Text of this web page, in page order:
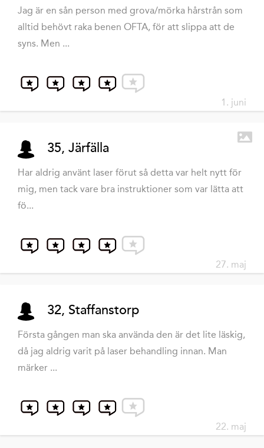
Jag är en sån person med grova/mörka hårstrån som
alltid behövt raka benen OFTA, för att slippa att de
syns. Men ...
1. juni
35, Järfälla
Har aldrig använt laser förut så detta var helt nytt för
mig, men tack vare bra instruktioner som var lätta att
fö...
27. maj
32, Staffanstorp
Första gången man ska använda den är det lite läskig,
då jag aldrig varit på laser behandling innan. Man
märker ...
22. maj